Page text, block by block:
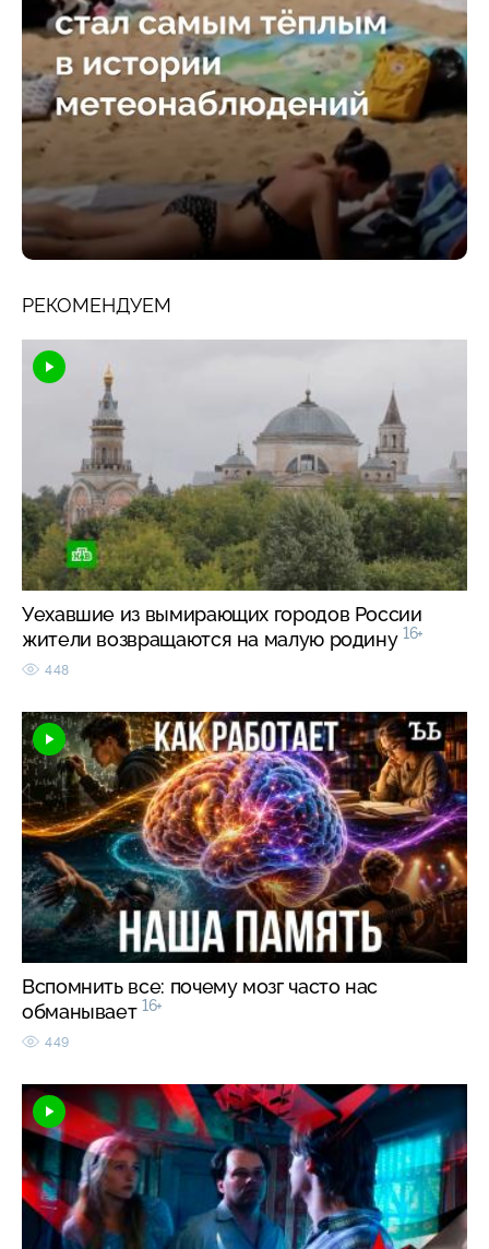
РЕКОМЕНДУЕМ
Уехавшие из вымирающих городов России
жители возвращаются на малую родину 16+
448
Вспомнить все: почему мозг часто нас
обманывает 16+
449